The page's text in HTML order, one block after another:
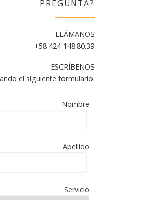
PREGUNTA?
LLÁMANOS
+58 424 148.80.39
ESCRÍBENOS
el siguiente formulario:
Nombre
Apellido
Servicio